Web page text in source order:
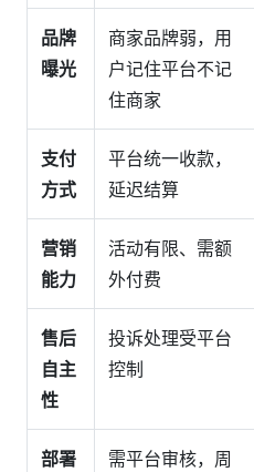
品牌
曝光
商家品牌弱，用
户记住平台不记
住商家
支付
方式
平台统一收款，
延迟结算
营销
能力
活动有限、需额
外付费
售后
自主
性
投诉处理受平台
控制
部署
需平台审核，周